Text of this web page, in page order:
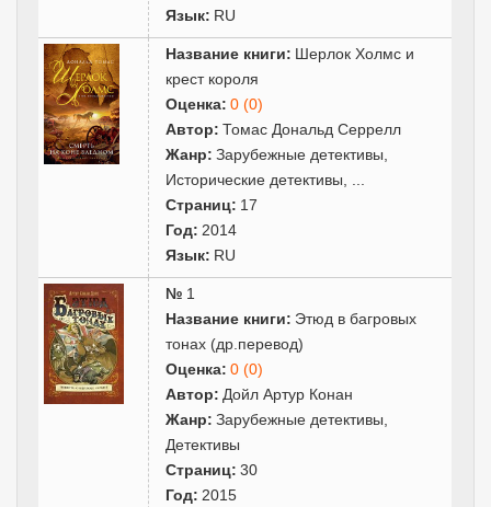
Язык: RU
Название книги: Шерлок Холмс и
крест короля
Оценка: 0 (0)
Автор: Томас Дональд Серрелл
Жанр: Зарубежные детективы
Исторические детективы
Страниц: 17
Год: 2014
Язык: RU
№ 1
Название книги: Этюд в багровых
тонах (др.перевод)
Оценка: 0 (0)
Автор: Дойл Артур Конан
Жанр: Зарубежные детективы
Детективы
Страниц: 30
Год: 2015